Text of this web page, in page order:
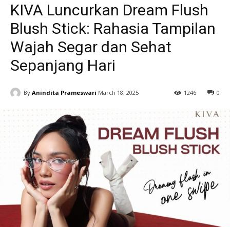
KIVA Luncurkan Dream Flush
Blush Stick: Rahasia Tampilan
Wajah Segar dan Sehat
Sepanjang Hari
By Anindita Prameswari March 18, 2025 0
1246